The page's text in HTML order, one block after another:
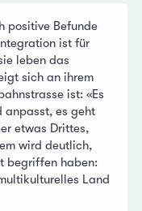
positive Befunde
ist für
leben das
sich an ihrem
ist: «Es
anpasst, es geht
etwas Drittes,
wird deutlich,
begriffen haben:
Land